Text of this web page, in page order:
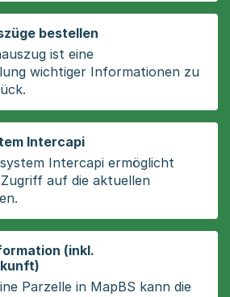
bestellen
ist eine
wichtiger Informationen zu
Intercapi
Intercapi ermöglicht
auf die aktuellen
(inkl.
Parzelle in MapBS kann die